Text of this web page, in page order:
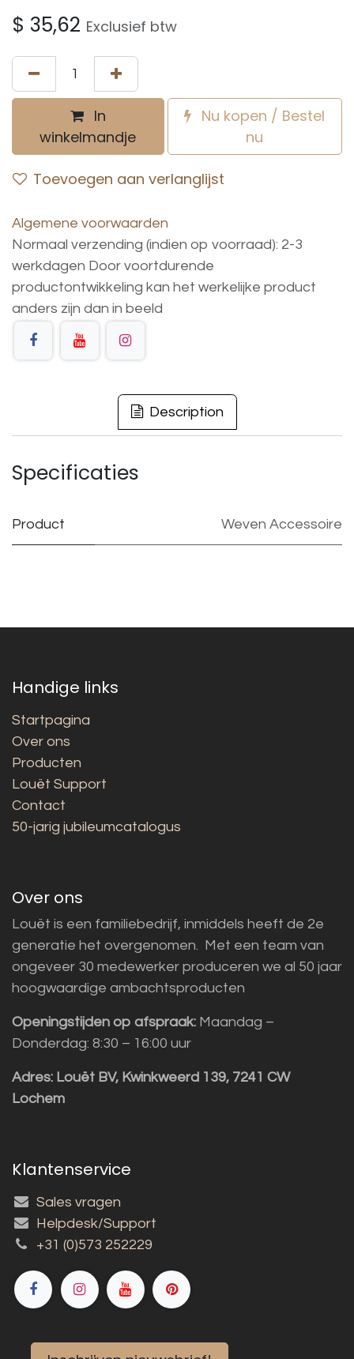
$ 35,62 Exclusief btw
In
winkelmandje
Nu kopen / Bestel
nu
Toevoegen aan verlanglijst
Algemene voorwaarden
Normaal verzending (indien op voorraad): 2-3
werkdagen Door voortdurende
productontwikkeling kan het werkelijke product
anders zijn dan in beeld
Description
Specificaties
Product Weven Accessoire
Handige links
Startpagina
Over ons
Producten
Louët Support
Contact
50-jarig jubileumcatalogus
Over ons
Louët is een familiebedrijf, inmiddels heeft de 2e
generatie het overgenomen. Met een team van
ongeveer 30 medewerker produceren we al 50 jaar
hoogwaardige ambachtsproducten
Openingstijden op afspraak: Maandag –
Donderdag: 8:30 – 16:00 uur
Adres: Louët BV, Kwinkweerd 139, 7241 CW
Lochem
Klantenservice
Sales vragen
Helpdesk/Support
+31 (0)573 252229